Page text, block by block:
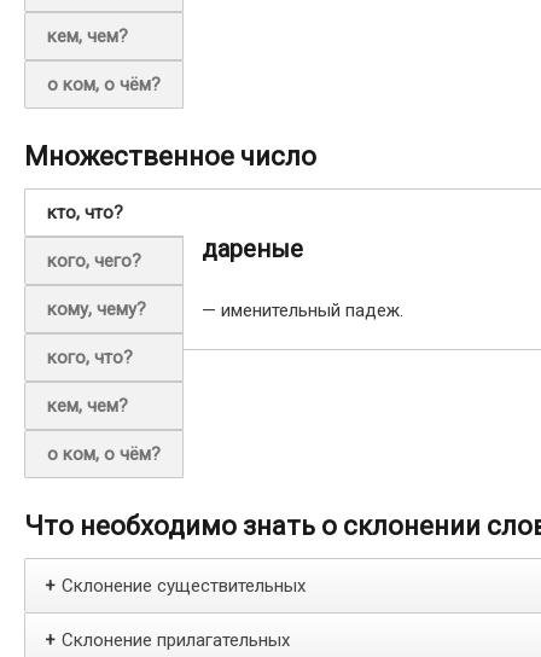
кем, чем?
о ком, о чём?
Множественное число
кто, что?
кого, чего?
кому, чему?
кого, что?
кем, чем?
о ком, о чём?
дареные
— именительный падеж.
Что необходимо знать о склонении
+ Склонение существительных
+ Склонение прилагательных